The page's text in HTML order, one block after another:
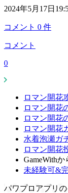
2024年5月17日
コメント 0 件
コメント
0
ロマン開花
ロマン開花
ロマン開花
ロマン開花
水着泡瀬ガ
ロマン開花
GameWith
未経験可&
パワプロアプリ